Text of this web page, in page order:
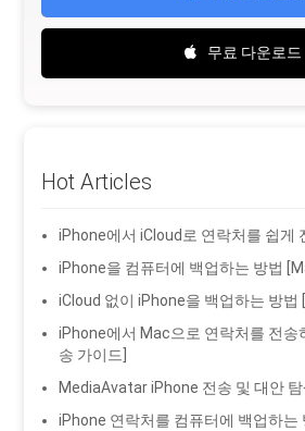
무료 다운로드
Hot Articles
iPhone에서 iCloud로 연락처를 쉽게
iPhone을 컴퓨터에 백업하는 방법
iCloud 없이 iPhone을 백업하는 방법
iPhone에서 Mac으로 연락처를 전송
송 가이드]
MediaAvatar iPhone 전송 및 대안 탐
iPhone 연락처를 컴퓨터에 백업하는